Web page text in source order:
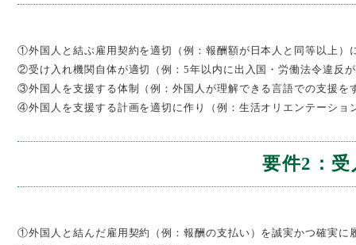
①外国人と結ぶ雇用契約を適切（例：報酬額が日本人と同等以上）
②受け入れ機関自体が適切（例：5年以内に出入国・労働法令違反
③外国人を支援する体制（例：外国人が理解できる言語での支援を
④外国人を支援する計画を適切に作り（例：生活オリエンテーショ
要件2：
①外国人と結んだ雇用契約（例：報酬の支払い）を誠実かつ確実に